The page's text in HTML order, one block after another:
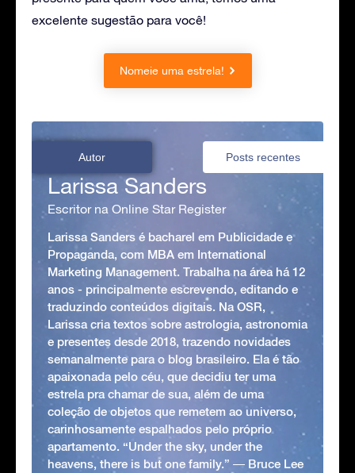
excelente sugestão para você!
Nomeie uma estrela!
Autor Posts recentes
Larissa Sanders
Escritor na Online Star Register
Larissa Sanders é bacharel em Publicidade e
Propaganda, com MBA em International
Marketing Management. Trabalha na área há 12
anos - principalmente escrevendo, editando e
traduzindo conteúdos digitais. Na OSR,
Larissa cria textos sobre astrologia, astronomia
e presentes desde 2018, trazendo novidades
semanalmente para o blog brasileiro. Ela é tão
apaixonada pelo céu, que decidiu ter uma
estrela pra chamar de sua, além de uma
coleção de objetos que remetem ao universo,
carinhosamente espalhados pelo próprio
apartamento. “Under the sky, under the
heavens, there is but one family.” ― Bruce Lee